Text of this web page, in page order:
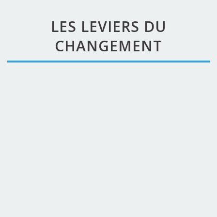
LES LEVIERS DU
CHANGEMENT